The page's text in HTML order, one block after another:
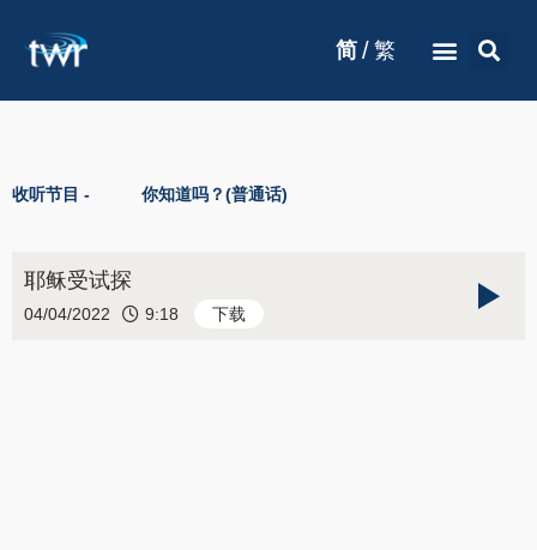
简 / 繁
收听节目 - 你知道吗？(普通话)
耶稣受试探
04/04/2022 9:18 下载